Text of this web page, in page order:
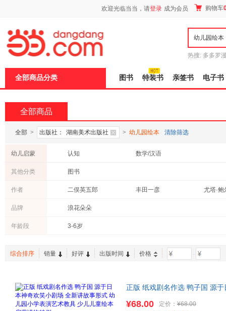
欢迎光临当当，请登录 成为会员 购物车
热搜: 多多罗
全部商品分类 图书 特装书 亲签书 电子书
全部商品
全部 > 出版社： 湖南美术出版社 > 幼儿园绘本 清除筛选
幼儿启蒙 认知 数学/汉语
其他分类 图书
作者 二俣英五郎 丰田一彦
尤塔·鲍
铃木守
品牌 浪花朵朵
年龄段 3-6岁
综合排序 销量 好评 出版时间 价格 -
正版 纸戏剧名作选 鸭子国 源
¥68.00 定价： ¥68.00
页
加